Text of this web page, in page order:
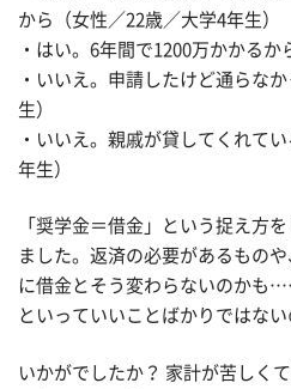
から（女性／22歳／大学4年生）
・はい。6年間で1200万かかるか
・いいえ。申請したけど通らな
生）
・いいえ。親戚が貸してくれて
年生）
「奨学金＝借金」という捉え方
ました。返済の必要があるもの
に借金とそう変わらないのかも
といっていいことばかりではない
いかがでしたか？ 家計が苦しく